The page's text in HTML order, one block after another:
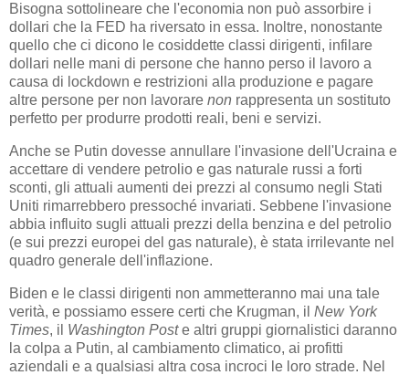
Bisogna sottolineare che l'economia non può assorbire i
dollari che la FED ha riversato in essa. Inoltre, nonostante
quello che ci dicono le cosiddette classi dirigenti, infilare
dollari nelle mani di persone che hanno perso il lavoro a
causa di lockdown e restrizioni alla produzione e pagare
altre persone per non lavorare non rappresenta un sostituto
perfetto per produrre prodotti reali, beni e servizi.
Anche se Putin dovesse annullare l'invasione dell'Ucraina e
accettare di vendere petrolio e gas naturale russi a forti
sconti, gli attuali aumenti dei prezzi al consumo negli Stati
Uniti rimarrebbero pressoché invariati. Sebbene l'invasione
abbia influito sugli attuali prezzi della benzina e del petrolio
(e sui prezzi europei del gas naturale), è stata irrilevante nel
quadro generale dell'inflazione.
Biden e le classi dirigenti non ammetteranno mai una tale
verità, e possiamo essere certi che Krugman, il New York
Times, il Washington Poste altri gruppi giornalistici daranno
la colpa a Putin, al cambiamento climatico, ai profitti
aziendali e a qualsiasi altra cosa incroci le loro strade. Nel